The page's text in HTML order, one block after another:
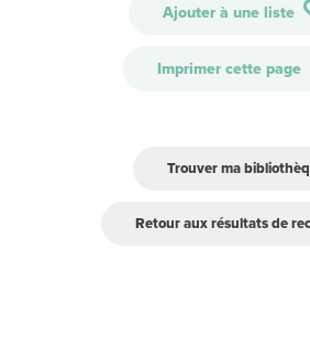
Ajouter à une liste
Imprimer cette page
Trouver ma
Retour aux résultats de